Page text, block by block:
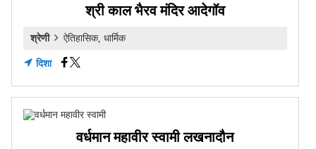
श्री काल भैरव मंदिर आदेगॉव
श्रेणी
ऐतिहासिक, धार्मिक
दिशा
वर्धमान महावीर स्वामी लखनादौन